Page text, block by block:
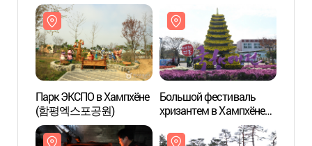
Парк ЭКСПО в Хампхёне
(함평엑스포공원)
Большой фестиваль
хризантем в Хампхёне
(대한민국 국향대전 - 함평
국화축제 )